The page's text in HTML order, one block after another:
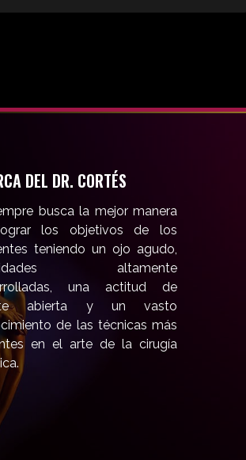
DEL DR. CORTÉS
busca la mejor manera
los objetivos de los
teniendo un ojo agudo,
altamente
una actitud de
abierta y un vasto
de las técnicas más
en el arte de la cirugía